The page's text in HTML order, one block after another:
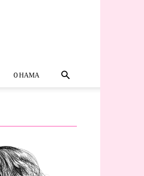
O НАМА